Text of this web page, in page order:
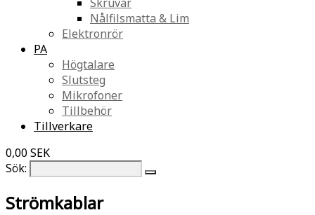
Nålfilsmatta & Lim
Elektronrör
PA
Högtalare
Slutsteg
Mikrofoner
Tillbehör
Tillverkare
0,00 SEK
Sök:
Strömkablar